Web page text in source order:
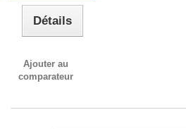
Détails
Ajouter au
comparateur